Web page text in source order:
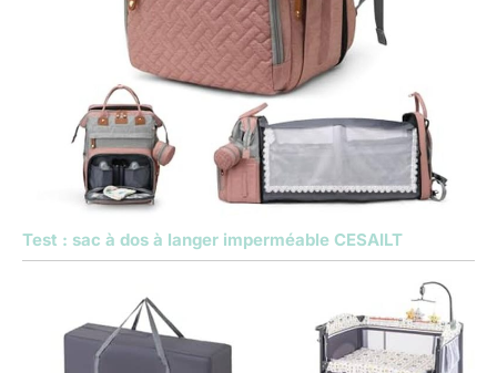
Test : sac à dos à langer imperméable CESAILT